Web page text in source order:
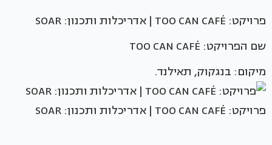
פרויקט: TOO CAN CAFÉ | אדריכלות ותכנון: SOAR
שם הפרויקט: TOO CAN CAFÉ
מיקום: בנגקוק, תאילנד.
פרויקט: TOO CAN CAFÉ | אדריכלות ותכנון: SOAR